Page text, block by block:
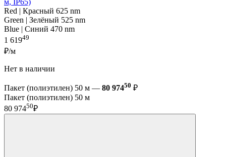
м, IP65)
Red | Красный 625 nm
Green | Зелёный 525 nm
Blue | Синий 470 nm
1 61949
₽/м
Нет в наличии
Пакет (полиэтилен) 50 м — 80 97450 ₽
Пакет (полиэтилен) 50 м
80 97450₽